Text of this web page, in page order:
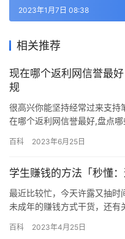
2023年1月7日 08:38
相关推荐
现在哪个返利网信誉最
规
很高兴你能坚持经常过来支持
在哪个返利网信誉最好,盘点
决定写下这篇文章分享给大家
感想。 我们都知道，B2C这种
90…
百科 2023年6月25日
学生赚钱的方法「秒懂
最近比较忙，今天许露又抽时
未成年的赚钱方式干货，还有
要！ ——你有没有为了买东西
百科 2023年4月25日